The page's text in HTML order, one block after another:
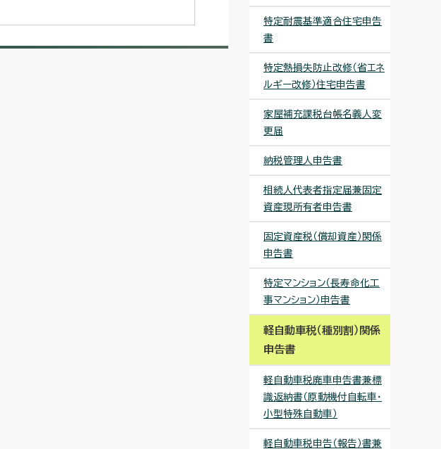
特定耐震基準適合住宅申告
書
特定熱損失防止改修（省エネ
ルギー改修）住宅申告書
家屋補充課税台帳名義人変
更届
納税管理人申告書
相続人代表者指定届兼固定
資産現所有者申告書
固定資産税（償却資産）関係
申告書
特定マンション（長寿命化工
事マンション）申告書
軽自動車税（種別割）関係
申告書
軽自動車税廃車申告書兼標
識返納書（原動機付自転車・
小型特殊自動車）
軽自動車税申告（報告）書兼